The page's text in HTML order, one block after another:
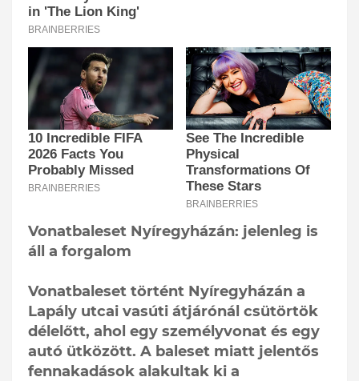
Vonatbaleset Nyíregyházán: jelenleg is
áll a forgalom
Vonatbaleset történt Nyíregyházán a
Lapály utcai vasúti átjárónál csütörtök
délelőtt, ahol egy személyvonat és egy
autó ütközött. A baleset miatt jelentős
fennakadások alakultak ki a